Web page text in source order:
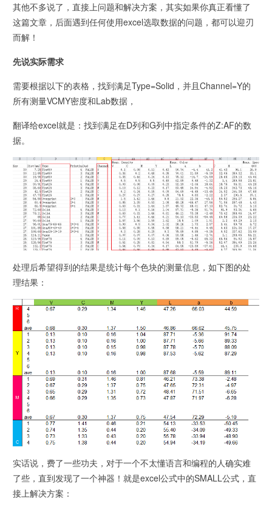
其他不多说了，直接上问题和解决方案，其实如果你真正看懂了
这篇文章，后面遇到任何使用excel选取数据的问题，都可以迎刃
而解！
先说实际需求
需要根据以下的表格，找到满足Type=Solid，并且Channel=Y的
所有测量VCMY密度和Lab数据，
翻译给excel就是：找到满足在D列和G列中指定条件的Z:AF的数
据。
处理后希望得到的结果是统计每个色块的测量信息，如下图的处
理结果：
实话说，费了一些功夫，对于一个不太懂语言和编程的人确实难
了些，直到发现了一个神器！就是excel公式中的SMALL公式，直
接上解决方案：